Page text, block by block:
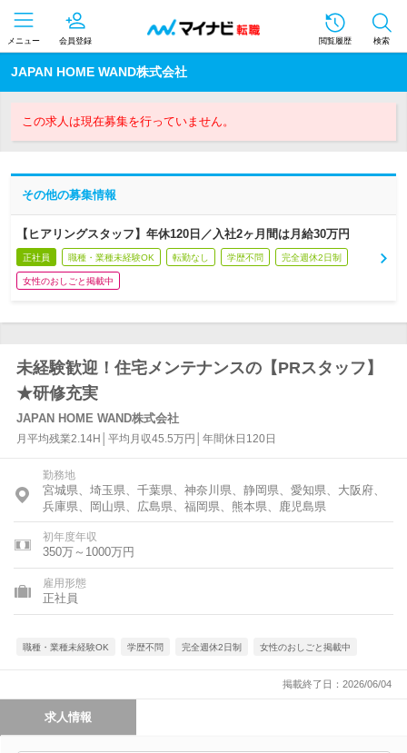
メニュー 会員登録 閲覧履歴 検索
JAPAN HOME WAND株式会社
この求人は現在募集を行っていません。
その他の募集情報
【ヒアリングスタッフ】年休120日／入社2ヶ月間は月給30万円
正社員 職種・業種未経験OK 転勤なし 学歴不問 完全週休2日制
女性のおしごと掲載中
未経験歓迎！住宅メンテナンスの【PRスタッフ】
★研修充実
JAPAN HOME WAND株式会社
月平均残業2.14H│平均月収45.5万円│年間休日120日
勤務地
宮城県、埼玉県、千葉県、神奈川県、静岡県、愛知県、大阪府、
兵庫県、岡山県、広島県、福岡県、熊本県、鹿児島県
初年度年収
350万～1000万円
雇用形態
正社員
職種・業種未経験OK 学歴不問 完全週休2日制 女性のおしごと掲載中
掲載終了日：2026/06/04
求人情報